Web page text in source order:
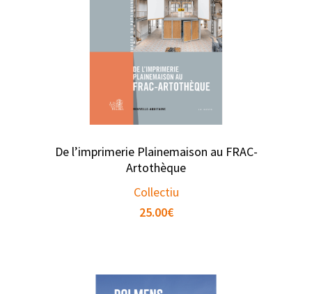
De l’imprimerie Plainemaison au FRAC-
Artothèque
Collectiu
25.00€